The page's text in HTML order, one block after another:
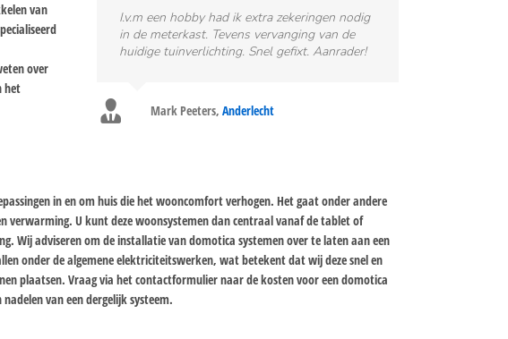
van
over
het
I.v.m een hobby had ik extra zekeringen nodig
in de meterkast. Tevens vervanging van de
huidige tuinverlichting. Snel gefixt. Aanrader!
Mark Peeters, Anderlecht
in en om huis die het wooncomfort verhogen. Het gaat onder andere
verwarming. U kunt deze woonsystemen dan centraal vanaf de tablet of
Wij adviseren om de installatie van domotica systemen over te laten aan een
onder de algemene elektriciteitswerken, wat betekent dat wij deze snel en
plaatsen. Vraag via het contactformulier naar de kosten voor een domotica
van een dergelijk systeem.